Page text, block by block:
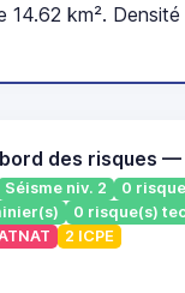
14.62 km². Densité
des risques —
Séisme niv. 2
0
0 risque(s)
2 ICPE